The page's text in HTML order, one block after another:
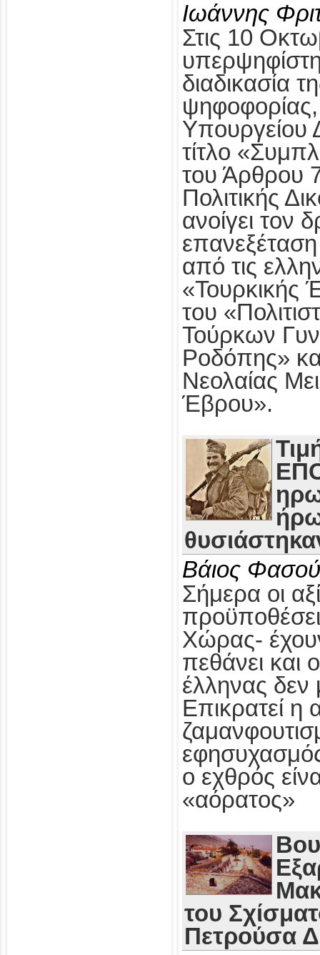
Ιωάννης
Στις 10
διαδικασία
Υπουργείου
τίτλο
του Άρθρου
Πολιτικής
ανοίγει τον
από τις
«Τουρκικής
του
Τούρκων
Ροδόπης»
Νεολαίας
Έβρου».
Βάιος
Σήμερα οι
Χώρας-
πεθάνει και
έλληνας δεν
Επικρατεί η
ο εχθρός
«αόρατος»
του
Πετρούσα